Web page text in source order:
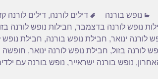
קטגוריות
נופש בורנה תגיות
דילים לורנה,דילים לורנה
נופש לורנה בדצמבר, חבילות נופש לורנה
לורנה ינואר, חבילת נופש בורנה, חבילת נופש
לורנה בזול, חבילת נופש לורנה ינואר, חופשה
, נופש בורנה ישראייר, נופש בורנה עם